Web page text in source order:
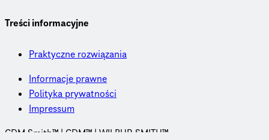
Treści informacyjne
Praktyczne rozwiązania
Informacje prawne
Polityka prywatności
Impressum
CDM Smith™ | CDM™ | WILBUR SMITH™